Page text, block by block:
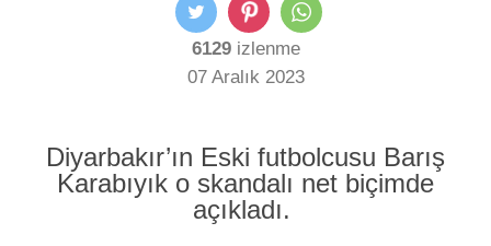
6129izlenme
07 Aralık 2023
Diyarbakır’ın Eski futbolcusu Barış
Karabıyık o skandalı net biçimde
açıkladı.